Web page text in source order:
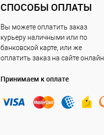
СПОСОБЫ ОПЛАТЫ
Вы можете оплатить заказ
курьеру наличными или по
банковской карте, или же
оплатить заказ на сайте онлайн.
Принимаем к оплате